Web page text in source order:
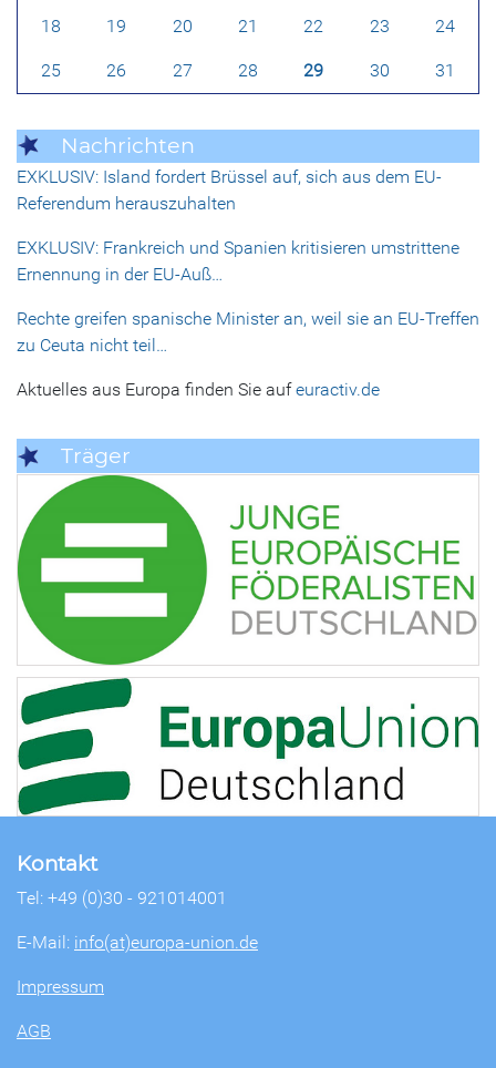
18 19 20 21 22 23 24
25 26 27 28 29 30 31
Nachrichten
EXKLUSIV: Island fordert Brüssel auf, sich aus dem EU-
Referendum herauszuhalten
EXKLUSIV: Frankreich und Spanien kritisieren umstrittene
Ernennung in der EU-Auß…
Rechte greifen spanische Minister an, weil sie an EU-Treffen
zu Ceuta nicht teil…
Aktuelles aus Europa finden Sie aufeuractiv.de
Träger
Kontakt
Tel: +49 (0)30 - 921014001
E-Mail: info(at)europa-union.de
Impressum
AGB